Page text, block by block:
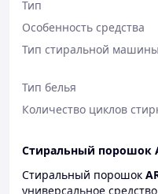
Тип
Особенность средства
Тип стиральной машины
Тип белья
Количество циклов
Стиральный порошок
Стиральный порошок
универсальное